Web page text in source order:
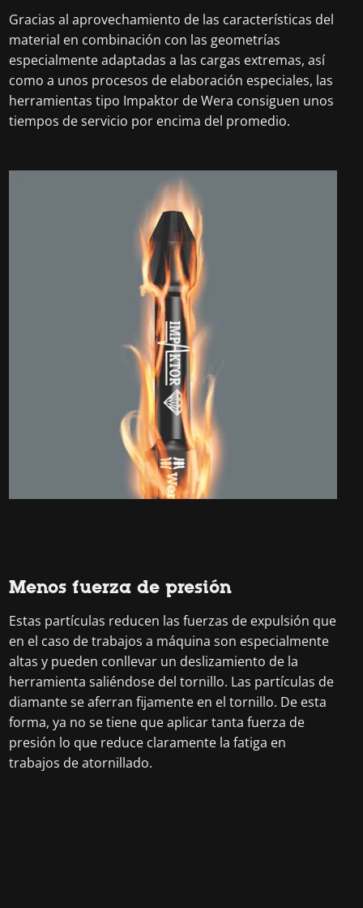
Gracias al aprovechamiento de las características del
material en combinación con las geometrías
especialmente adaptadas a las cargas extremas, así
como a unos procesos de elaboración especiales, las
herramientas tipo Impaktor de Wera consiguen unos
tiempos de servicio por encima del promedio.
Menos fuerza de presión
Estas partículas reducen las fuerzas de expulsión que
en el caso de trabajos a máquina son especialmente
altas y pueden conllevar un deslizamiento de la
herramienta saliéndose del tornillo. Las partículas de
diamante se aferran fijamente en el tornillo. De esta
forma, ya no se tiene que aplicar tanta fuerza de
presión lo que reduce claramente la fatiga en
trabajos de atornillado.